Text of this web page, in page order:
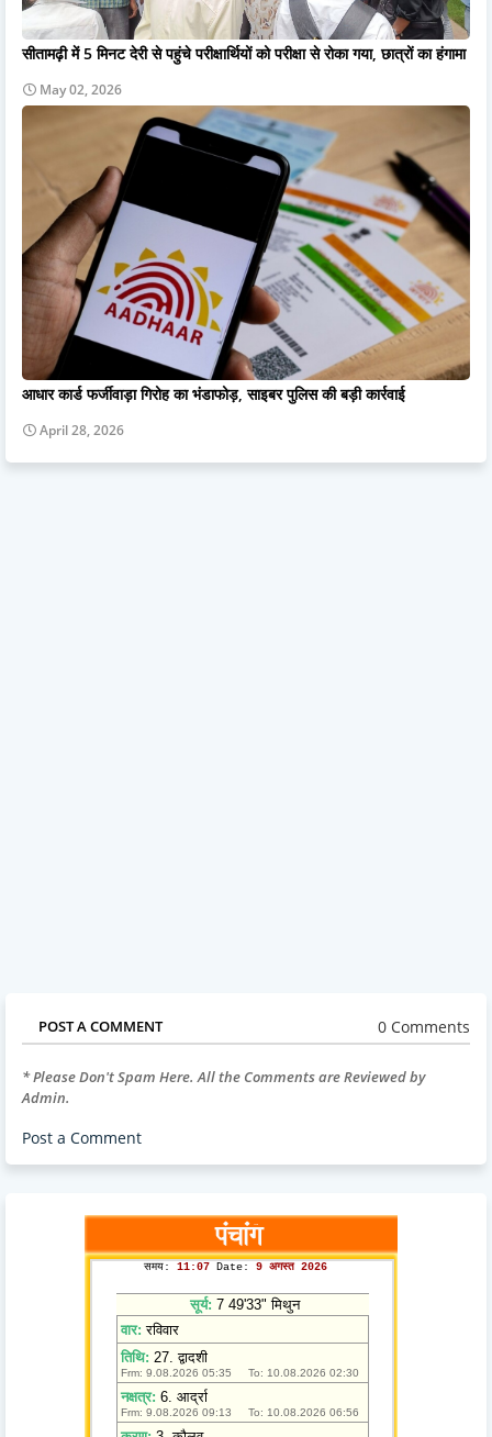
सीतामढ़ी में 5 मिनट देरी से पहुंचे परीक्षार्थियों को परीक्षा से रोका गया, छात्रों का हंगामा
May 02, 2026
आधार कार्ड फर्जीवाड़ा गिरोह का भंडाफोड़, साइबर पुलिस की बड़ी कार्रवाई
April 28, 2026
POST A COMMENT 0 Comments
* Please Don't Spam Here. All the Comments are Reviewed by
Admin.
Post a Comment